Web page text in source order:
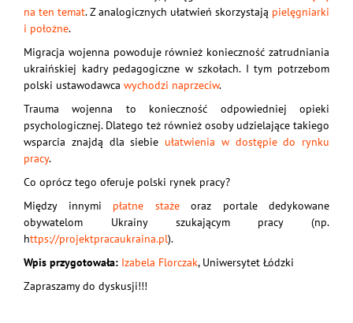
na ten temat. Z analogicznych ułatwień skorzystają pielęgniarki
i położne.
Migracja wojenna powoduje również konieczność zatrudniania
ukraińskiej kadry pedagogiczne w szkołach. I tym potrzebom
polski ustawodawca wychodzi naprzeciw.
Trauma wojenna to konieczność odpowiedniej opieki
psychologicznej. Dlatego też również osoby udzielające takiego
wsparcia znajdą dla siebie ułatwienia w dostępie do rynku
pracy.
Co oprócz tego oferuje polski rynek pracy?
Między innymi płatne stażeoraz portale dedykowane
obywatelom Ukrainy szukającym pracy (np.
https://projektpracaukraina.pl).
Wpis przygotowała: Izabela Florczak, Uniwersytet Łódzki
Zapraszamy do dyskusji!!!